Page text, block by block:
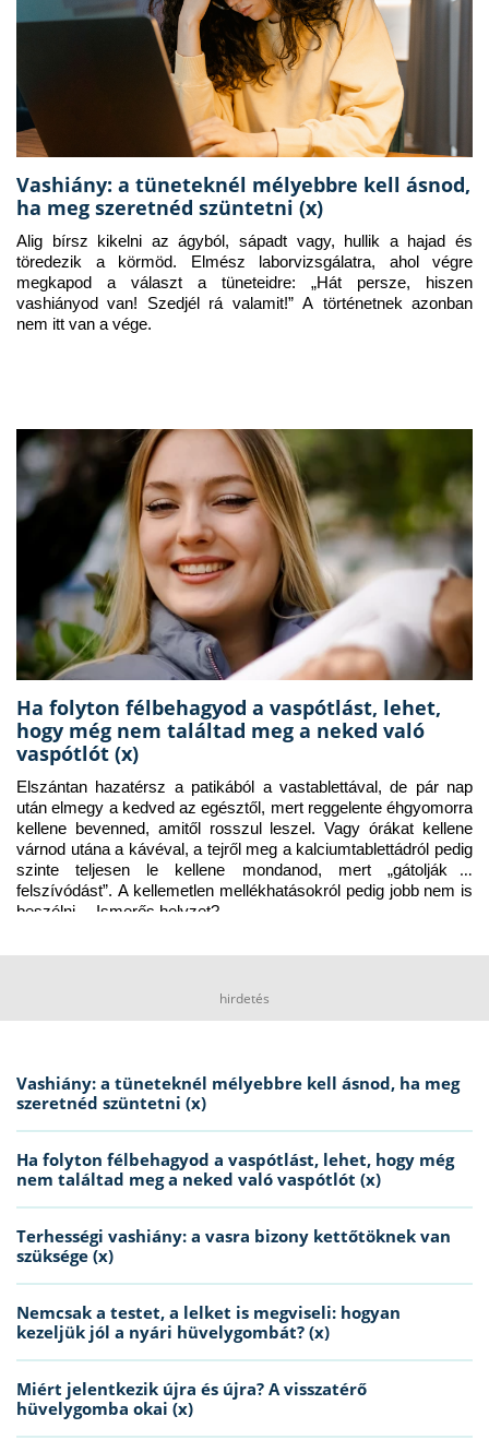
Vashiány: a tüneteknél mélyebbre kell ásnod,
ha meg szeretnéd szüntetni (x)
Alig bírsz kikelni az ágyból, sápadt vagy, hullik a hajad és
töredezik a körmöd. Elmész laborvizsgálatra, ahol végre
megkapod a választ a tüneteidre: „Hát persze, hiszen
vashiányod van! Szedjél rá valamit!” A történetnek azonban
nem itt van a vége.
Ha folyton félbehagyod a vaspótlást, lehet,
hogy még nem találtad meg a neked való
vaspótlót (x)
Elszántan hazatérsz a patikából a vastablettával, de pár nap
után elmegy a kedved az egésztől, mert reggelente éhgyomorra
kellene bevenned, amitől rosszul leszel. Vagy órákat kellene
várnod utána a kávéval, a tejről meg a kalciumtablettádról pedig
szinte teljesen le kellene mondanod, mert „gátolják a
felszívódást”. A kellemetlen mellékhatásokról pedig jobb nem is
beszélni… Ismerős helyzet?
hirdetés
Vashiány: a tüneteknél mélyebbre kell ásnod, ha meg
szeretnéd szüntetni (x)
Ha folyton félbehagyod a vaspótlást, lehet, hogy még
nem találtad meg a neked való vaspótlót (x)
Terhességi vashiány: a vasra bizony kettőtöknek van
szüksége (x)
Nemcsak a testet, a lelket is megviseli: hogyan
kezeljük jól a nyári hüvelygombát? (x)
Miért jelentkezik újra és újra? A visszatérő
hüvelygomba okai (x)